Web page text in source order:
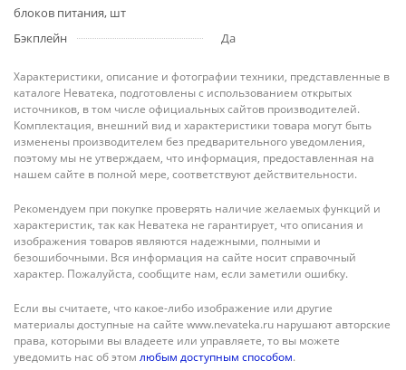
блоков питания, шт
Бэкплейн Да
Характеристики, описание и фотографии техники, представленные в
каталоге Неватека, подготовлены с использованием открытых
источников, в том числе официальных сайтов производителей.
Комплектация, внешний вид и характеристики товара могут быть
изменены производителем без предварительного уведомления,
поэтому мы не утверждаем, что информация, предоставленная на
нашем сайте в полной мере, соответствуют действительности.
Рекомендуем при покупке проверять наличие желаемых функций и
характеристик, так как Неватека не гарантирует, что описания и
изображения товаров являются надежными, полными и
безошибочными. Вся информация на сайте носит справочный
характер. Пожалуйста, сообщите нам, если заметили ошибку.
Если вы считаете, что какое-либо изображение или другие
материалы доступные на сайте www.nevateka.ru нарушают авторские
права, которыми вы владеете или управляете, то вы можете
уведомить нас об этом любым доступным способом.